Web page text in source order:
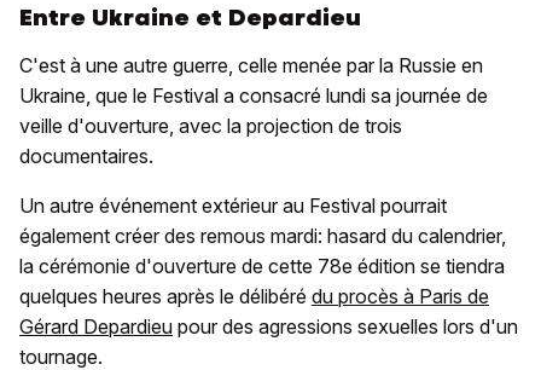
Entre Ukraine et Depardieu
C'est à une autre guerre, celle menée par la Russie en
Ukraine, que le Festival a consacré lundi sa journée de
veille d'ouverture, avec la projection de trois
documentaires.
Un autre événement extérieur au Festival pourrait
également créer des remous mardi: hasard du calendrier,
la cérémonie d'ouverture de cette 78e édition se tiendra
quelques heures après le délibéré du procès à Paris de
Gérard Depardieu pour des agressions sexuelles lors d'un
tournage.